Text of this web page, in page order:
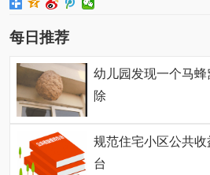
每日推荐
幼儿园发现一个马
除
规范住宅小区公共
台